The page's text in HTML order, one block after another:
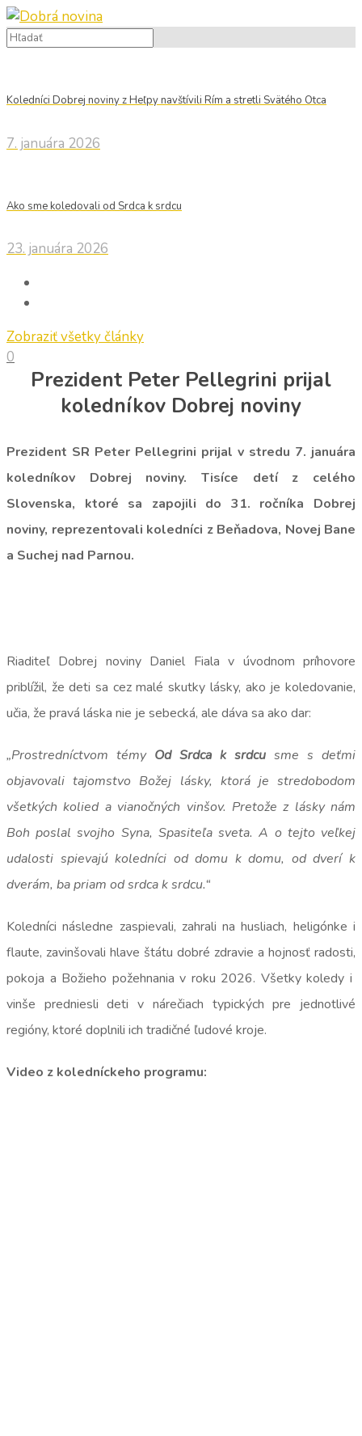
Koledníci Dobrej noviny z Heľpy navštívili Rím a stretli Svätého Otca
7. januára 2026
Ako sme koledovali od Srdca k srdcu
23. januára 2026
Zobraziť všetky články
0
Prezident Peter Pellegrini prijal
koledníkov Dobrej noviny
Prezident SR Peter Pellegrini prijal v stredu 7. januára
koledníkov Dobrej noviny. Tisíce detí z celého
Slovenska, ktoré sa zapojili do 31. ročníka Dobrej
noviny, reprezentovali koledníci z Beňadova, Novej Bane
a Suchej nad Parnou.
Riaditeľ Dobrej noviny Daniel Fiala v úvodnom príhovore
priblížil, že deti sa cez malé skutky lásky, ako je koledovanie,
učia, že pravá láska nie je sebecká, ale dáva sa ako dar:
„Prostredníctvom témy Od Srdca k srdcu sme s deťmi
objavovali tajomstvo Božej lásky, ktorá je stredobodom
všetkých kolied a vianočných vinšov. Pretože z lásky nám
Boh poslal svojho Syna, Spasiteľa sveta. A o tejto veľkej
udalosti spievajú koledníci od domu k domu, od dverí k
dverám, ba priam od srdca k srdcu.“
Koledníci následne zaspievali, zahrali na husliach, heligónke i
flaute, zavinšovali hlave štátu dobré zdravie a hojnosť radosti,
pokoja a Božieho požehnania v roku 2026. Všetky koledy i
vinše predniesli deti v nárečiach typických pre jednotlivé
regióny, ktoré doplnili ich tradičné ľudové kroje.
Video z koledníckeho programu: